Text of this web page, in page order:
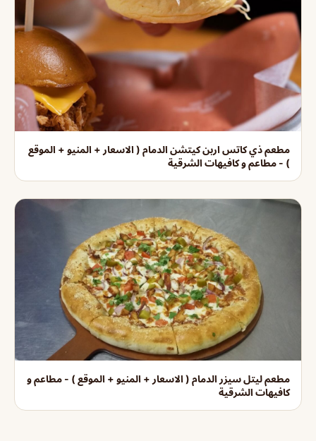
مطعم ذي كاتس اربن كيتشن الدمام ( الاسعار + المنيو + الموقع
) - مطاعم و كافيهات الشرقية
مطعم ليتل سيزر الدمام ( الاسعار + المنيو + الموقع ) - مطاعم و
كافيهات الشرقية